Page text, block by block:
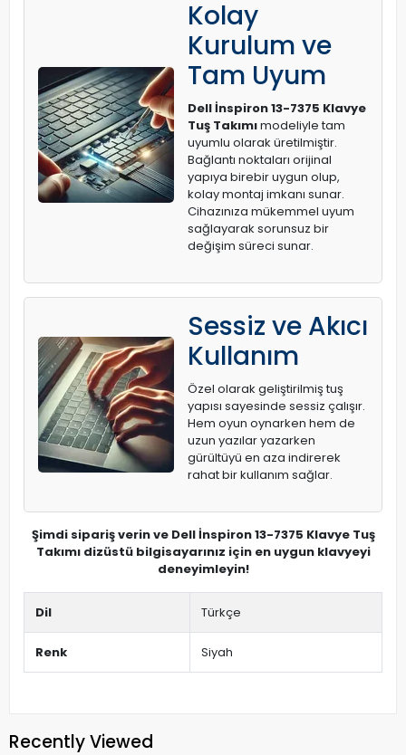
Kolay
Kurulum ve
Tam Uyum
Dell İnspiron 13-7375 Klavye
Tuş Takımımodeliyle tam
uyumlu olarak üretilmiştir.
Bağlantı noktaları orijinal
yapıya birebir uygun olup,
kolay montaj imkanı sunar.
Cihazınıza mükemmel uyum
sağlayarak sorunsuz bir
değişim süreci sunar.
Sessiz ve Akıcı
Kullanım
Özel olarak geliştirilmiş tuş
yapısı sayesinde sessiz çalışır.
Hem oyun oynarken hem de
uzun yazılar yazarken
gürültüyü en aza indirerek
rahat bir kullanım sağlar.
Şimdi sipariş verin ve Dell İnspiron 13-7375 Klavye Tuş
Takımı dizüstü bilgisayarınız için en uygun klavyeyi
deneyimleyin!
Dil Türkçe
Renk Siyah
Recently Viewed